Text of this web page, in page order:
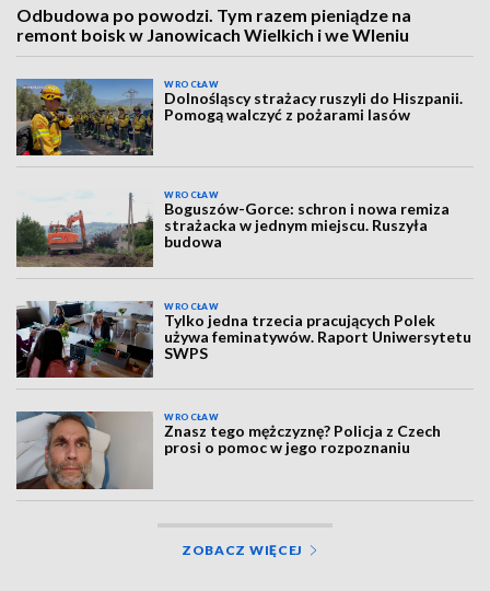
Odbudowa po powodzi. Tym razem pieniądze na
remont boisk w Janowicach Wielkich i we Wleniu
WROCŁAW
Dolnośląscy strażacy ruszyli do Hiszpanii.
Pomogą walczyć z pożarami lasów
WROCŁAW
Boguszów-Gorce: schron i nowa remiza
strażacka w jednym miejscu. Ruszyła
budowa
WROCŁAW
Tylko jedna trzecia pracujących Polek
używa feminatywów. Raport Uniwersytetu
SWPS
WROCŁAW
Znasz tego mężczyznę? Policja z Czech
prosi o pomoc w jego rozpoznaniu
ZOBACZ WIĘCEJ